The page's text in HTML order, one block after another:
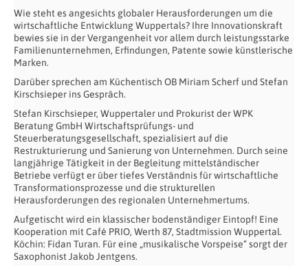
Wie steht es angesichts globaler Herausforderungen um die
wirtschaftliche Entwicklung Wuppertals? Ihre Innovationskraft
bewies sie in der Vergangenheit vor allem durch leistungsstarke
Familienunternehmen, Erfindungen, Patente sowie künstlerische
Marken.
Darüber sprechen am Küchentisch OB Miriam Scherf und Stefan
Kirschsieper ins Gespräch.
Stefan Kirschsieper, Wuppertaler und Prokurist der WPK
Beratung GmbH Wirtschaftsprüfungs- und
Steuerberatungsgesellschaft, spezialisiert auf die
Restrukturierung und Sanierung von Unternehmen. Durch seine
langjährige Tätigkeit in der Begleitung mittelständischer
Betriebe verfügt er über tiefes Verständnis für wirtschaftliche
Transformationsprozesse und die strukturellen
Herausforderungen des regionalen Unternehmertums.
Aufgetischt wird ein klassischer bodenständiger Eintopf! Eine
Kooperation mit Café PRIO, Werth 87, Stadtmission Wuppertal.
Köchin: Fidan Turan. Für eine „musikalische Vorspeise“ sorgt der
Saxophonist Jakob Jentgens.